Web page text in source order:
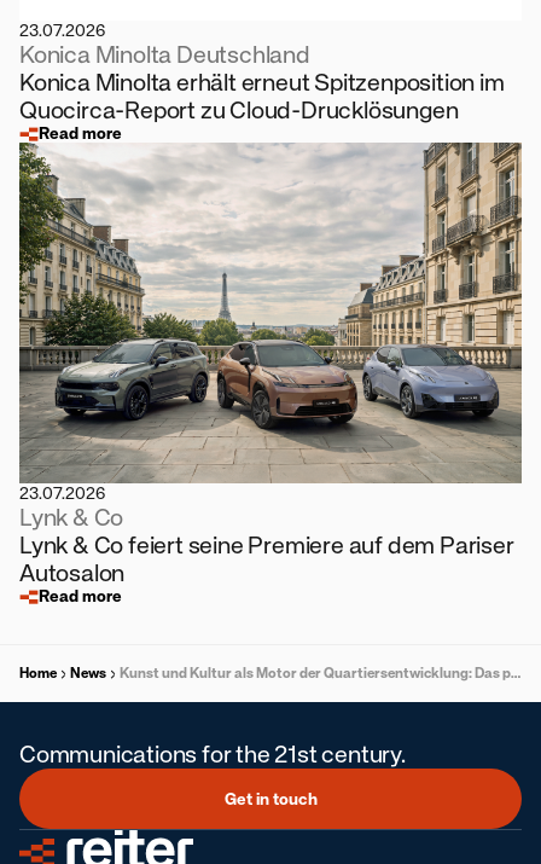
23.07.2026
Konica Minolta Deutschland
Konica Minolta erhält erneut Spitzenposition im
Quocirca-Report zu Cloud-Drucklösungen
Read more
23.07.2026
Lynk & Co
Lynk & Co feiert seine Premiere auf dem Pariser
Autosalon
Read more
Home News Kunst und Kultur als Motor der Quartiersentwicklung: Das passiert 2026 in Reininghaus
Communications for the 21st century.
Get in touch